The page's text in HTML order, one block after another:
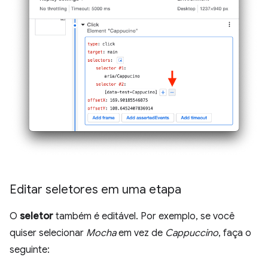
Editar seletores em uma etapa
O seletor também é editável. Por exemplo, se você
quiser selecionar Mochaem vez de Cappuccino, faça o
seguinte: